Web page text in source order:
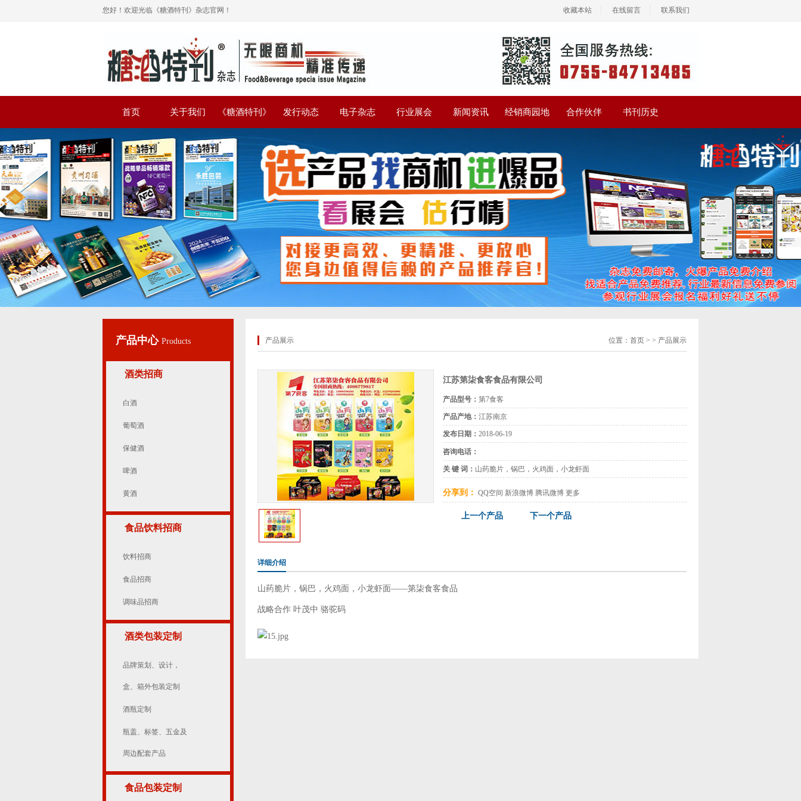
您好！欢迎光临《糖酒特刊》杂志官网！ 收藏本站 在线留言 联系我们
首页 关于我们 《糖酒特刊》 发行动态 电子杂志 行业展会 新闻资讯 经销商园地 合作伙伴 书刊历史
产品中心 Products
酒类招商
白酒
葡萄酒
保健酒
啤酒
黄酒
食品饮料招商
饮料招商
食品招商
调味品招商
酒类包装定制
品牌策划、设计，
盒、箱外包装定制
酒瓶定制
瓶盖、标签、五金及
周边配套产品
食品包装定制
产品展示 位置： 首页 > > 产品展示
江苏第柒食客食品有限公司
产品型号： 第7食客
产品产地： 江苏南京
发布日期： 2018-06-19
咨询电话：
关 键 词： 山药脆片，锅巴，火鸡面，小龙虾面
分享到： QQ空间 新浪微博 腾讯微博 更多
下一个产品
上一个产品
详细介绍
山药脆片，锅巴，火鸡面，小龙虾面——第柒食客食品
战略合作 叶茂中 骆驼码